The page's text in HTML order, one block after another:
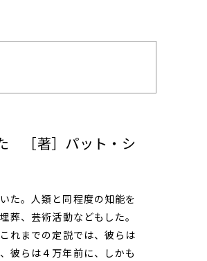
［著］パット・シ
た。人類と同程度の知能を
葬、芸術活動などもした。
れまでの定説では、彼らは
彼らは４万年前に、しかも